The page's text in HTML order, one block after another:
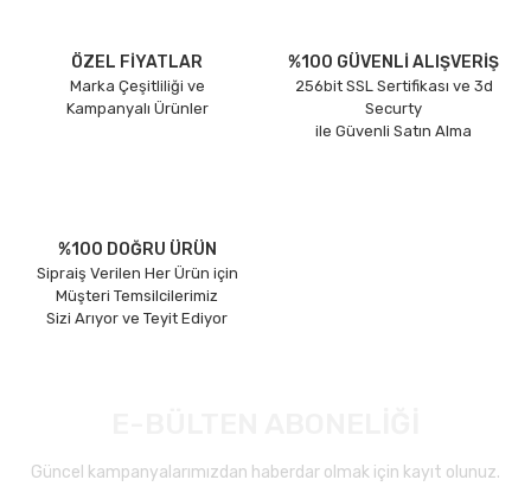
ÖZEL FİYATLAR
Marka Çeşitliliği ve
Kampanyalı Ürünler
%100 GÜVENLİ ALIŞVERİŞ
256bit SSL Sertifikası ve 3d
Securty
ile Güvenli Satın Alma
%100 DOĞRU ÜRÜN
Sipraiş Verilen Her Ürün için
Müşteri Temsilcilerimiz
Sizi Arıyor ve Teyit Ediyor
Güncel kampanyalarımızdan haberdar olmak için kayıt olunuz.